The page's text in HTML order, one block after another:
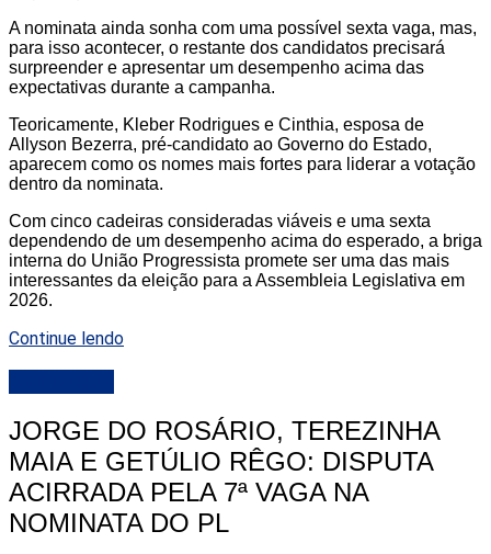
A nominata ainda sonha com uma possível sexta vaga, mas,
para isso acontecer, o restante dos candidatos precisará
surpreender e apresentar um desempenho acima das
expectativas durante a campanha.
Teoricamente, Kleber Rodrigues e Cinthia, esposa de
Allyson Bezerra, pré-candidato ao Governo do Estado,
aparecem como os nomes mais fortes para liderar a votação
dentro da nominata.
Com cinco cadeiras consideradas viáveis e uma sexta
dependendo de um desempenho acima do esperado, a briga
interna do União Progressista promete ser uma das mais
interessantes da eleição para a Assembleia Legislativa em
2026.
Continue lendo
JORGE DO ROSÁRIO, TEREZINHA
MAIA E GETÚLIO RÊGO: DISPUTA
ACIRRADA PELA 7ª VAGA NA
NOMINATA DO PL